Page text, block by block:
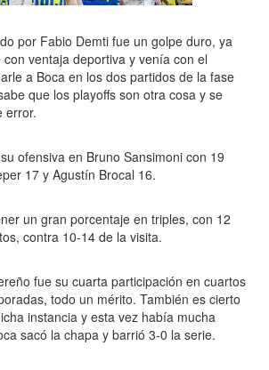
por Fabio Demti fue un golpe duro, ya
ventaja deportiva y venía con el
a Boca en los dos partidos de la fase
que los playoffs son otra cosa y se
error.
ofensiva en Bruno Sansimoni con 19
17 y Agustín Brocal 16.
un gran porcentaje en triples, con 12
contra 10-14 de la visita.
fue su cuarta participación en cuartos
todo un mérito. También es cierto
instancia y esta vez había mucha
sacó la chapa y barrió 3-0 la serie.